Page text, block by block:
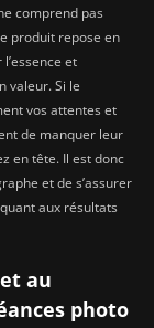
comprend pas
produit repose en
et
valeur. Si le
vos attentes et
de manquer leur
en tête. Il est donc
et de s’assurer
aux résultats
au
photo